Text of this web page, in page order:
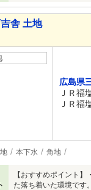
舎 土地
広島県
ＪＲ福
ＪＲ福
本下水 角地
【おすすめポイント
た落ち着いた環境です